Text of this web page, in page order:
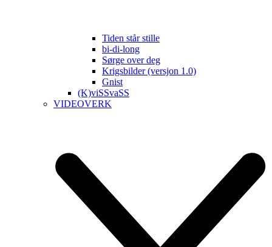
Tiden står stille
bi-di-long
Sørge over deg
Krigsbilder (versjon 1.0)
Gnist
(K)viSSvaSS
VIDEOVERK